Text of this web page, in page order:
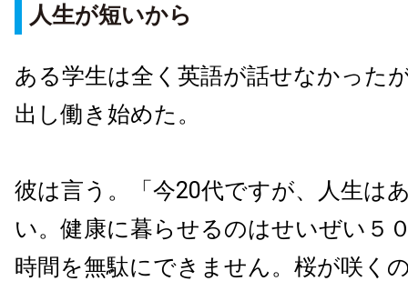
人生が短いから
ある学生は全く英語が話せなかった
出し働き始めた。
彼は言う。「今20代ですが、人生は
い。健康に暮らせるのはせいぜい５
時間を無駄にできません。桜が咲く